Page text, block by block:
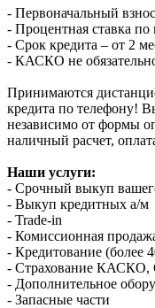
- Первоначальный
- Процентная ставка
- Срок кредита – от 2
- КАСКО не
Принимаются
кредита по телефону!
независимо от формы
наличный расчет,
Наши услуги:
- Срочный выкуп
- Выкуп кредитных а/м
- Trade-in
- Комиссионная
- Кредитование (более
- Страхование
- Дополнительное
- Запасные части